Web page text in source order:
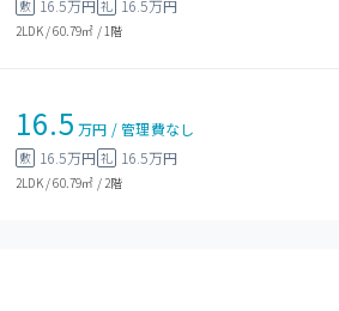
敷 16.5万円 礼 16.5万円
2LDK/60.79㎡ / 1階
16.5 万円 /管理費なし
敷 16.5万円 礼 16.5万円
2LDK/60.79㎡ / 2階